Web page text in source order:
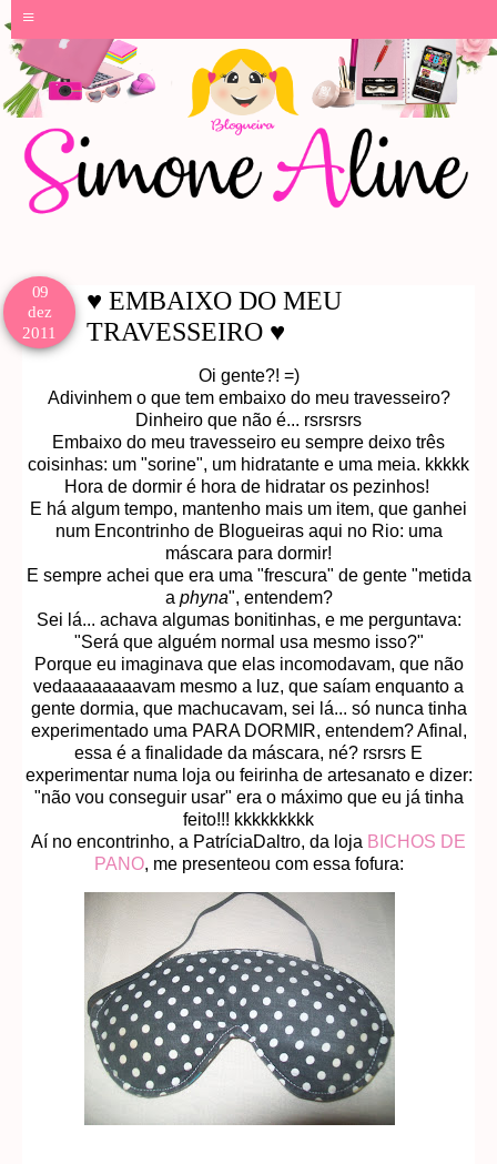
≡
09
dez
2011
♥ EMBAIXO DO MEU
TRAVESSEIRO ♥
Oi gente?! =)
Adivinhem o que tem embaixo do meu travesseiro?
Dinheiro que não é... rsrsrsrs
Embaixo do meu travesseiro eu sempre deixo três
coisinhas: um "sorine", um hidratante e uma meia. kkkkk
Hora de dormir é hora de hidratar os pezinhos!
E há algum tempo, mantenho mais um item, que ganhei
num Encontrinho de Blogueiras aqui no Rio: uma
máscara para dormir!
E sempre achei que era uma "frescura" de gente "metida
a phyna", entendem?
Sei lá... achava algumas bonitinhas, e me perguntava:
"Será que alguém normal usa mesmo isso?"
Porque eu imaginava que elas incomodavam, que não
vedaaaaaaaavam mesmo a luz, que saíam enquanto a
gente dormia, que machucavam, sei lá... só nunca tinha
experimentado uma PARA DORMIR, entendem? Afinal,
essa é a finalidade da máscara, né? rsrsrs E
experimentar numa loja ou feirinha de artesanato e dizer:
"não vou conseguir usar" era o máximo que eu já tinha
feito!!! kkkkkkkkk
Aí no encontrinho, a PatríciaDaltro, da loja BICHOS DE
PANO, me presenteou com essa fofura: